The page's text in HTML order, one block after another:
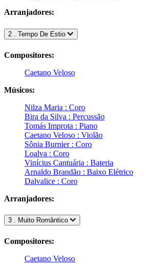
Arranjadores:
2 . Tempo De Estio
Compositores:
Caetano Veloso
Músicos:
Nilza Maria : Coro
Bira da Silva : Percussão
Tomás Improta : Piano
Caetano Veloso : Violão
Sônia Burnier : Coro
Loalva : Coro
Vinícius Cantuária : Bateria
Arnaldo Brandão : Baixo Elétrico
Dalvalice : Coro
Arranjadores:
3 . Muito Romântico
Compositores:
Caetano Veloso